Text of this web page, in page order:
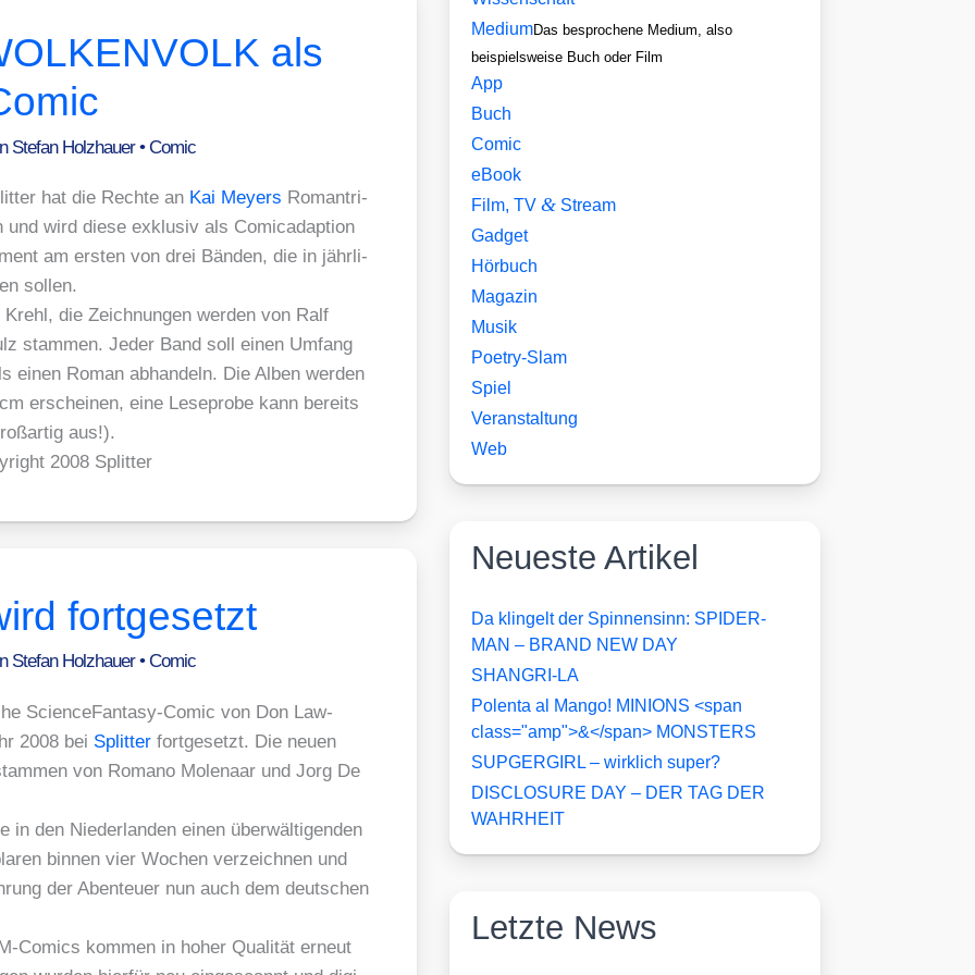
als
Stefan Holzhauer•Comic
hat die Rech­te an Kai Mey­ers Roman­tri­
und wird die­se exklu­siv als Comic­ad­ap­ti­on
am ers­ten von drei Bän­den, die in jähr­li­
sol­len.
die Zeich­nun­gen wer­den von Ralf
stam­men. Jeder Band soll einen Umfang
einen Roman abhan­deln. Die Alben wer­den
erschei­nen, eine Lese­pro­be kann bereits
aus!).
2008 Split­ter
fortgesetzt
Stefan Holzhauer•Comic
Sci­ence­Fan­ta­sy-Comic von Don Law­
2008 bei Split­ter fort­ge­setzt. Die neu­en
von Roma­no Molen­aar und Jorg De
in den Nie­der­lan­den einen über­wäl­ti­gen­den
bin­nen vier Wochen ver­zeich­nen und
der Aben­teu­er nun auch dem deut­schen
Comics kom­men in hoher Qua­li­tät erneut
MediumDas besprochene Medium, also
beispielsweise Buch oder Film
App
Buch
Comic
eBook
Film, TV& Stream
Gadget
Hörbuch
Magazin
Musik
Poetry-Slam
Spiel
Veranstaltung
Web
Neueste Artikel
Da klingelt der Spinnensinn: SPIDER-
MAN – BRAND NEW DAY
SHANGRI-LA
Polenta al Mango! MINIONS <span
class="amp">&</span> MONSTERS
SUPGERGIRL – wirklich super?
DISCLOSURE DAY – DER TAG DER
WAHRHEIT
Letzte News